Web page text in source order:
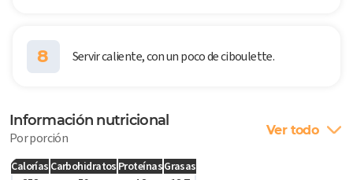
8 Servir caliente, con un poco de ciboulette.
Información nutricional
Por porción Ver todo
Calorías Carbohidratos ProteínasGrasas